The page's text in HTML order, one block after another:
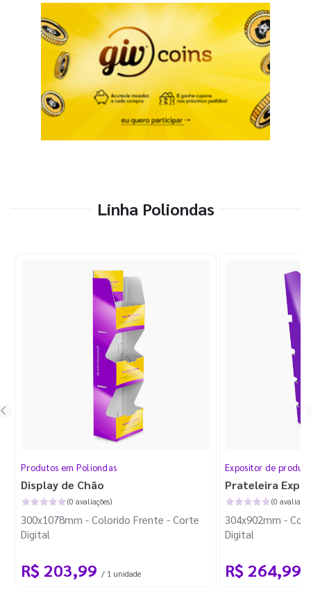
Linha Poliondas
Produtos em Poliondas
Display de Chão
(0 avaliações)
300x1078mm - Colorido Frente - Corte
Digital
R$ 203,99 / 1 unidade
Expositor de
Prateleira
(0
304x902mm -
Digital
R$ 264,99